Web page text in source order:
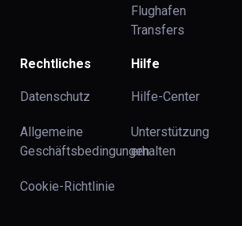
Flughafen
Transfers
Rechtliches
Datenschutz
Allgemeine
Geschäftsbedingungen
Cookie-Richtlinie
Hilfe
Hilfe-Center
Unterstützung
erhalten